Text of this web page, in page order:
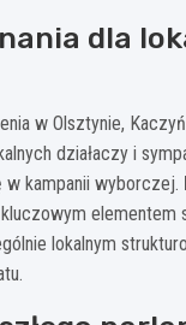
dla
w Olsztynie,
działaczy i
kampanii wyborczej.
kluczowym
lokalnym